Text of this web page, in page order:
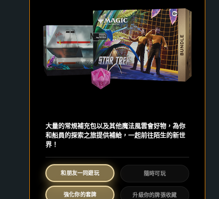
大量的常規補充包以及其他魔法風雲會好物，為你
和船員的探索之旅提供補給，一起前往陌生的新世
界！
和朋友一同遊玩 隨時可玩
強化你的套牌 升級你的牌張收藏